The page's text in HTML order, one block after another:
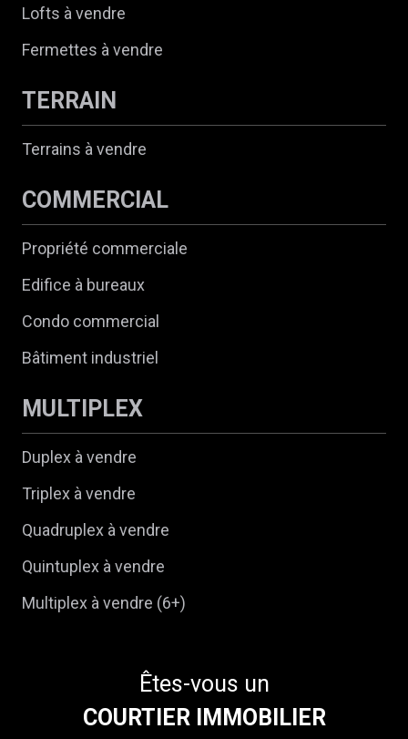
Lofts à vendre
Fermettes à vendre
TERRAIN
Terrains à vendre
COMMERCIAL
Propriété commerciale
Edifice à bureaux
Condo commercial
Bâtiment industriel
MULTIPLEX
Duplex à vendre
Triplex à vendre
Quadruplex à vendre
Quintuplex à vendre
Multiplex à vendre (6+)
Êtes-vous un
COURTIER IMMOBILIER